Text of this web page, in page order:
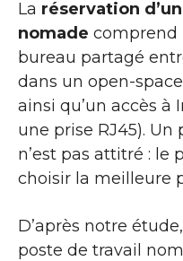
La réservation
nomade comprend
bureau partagé
dans un open-
ainsi qu’un accès à
une prise RJ45).
n’est pas attitré : le
choisir la meilleure
D’après notre
poste de travail